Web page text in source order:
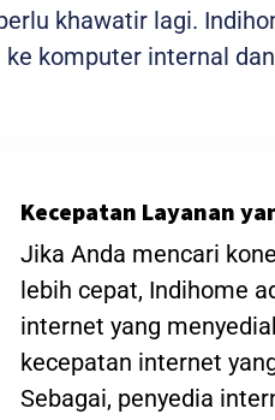
khawatir lagi.
ke komputer internal
Kecepatan Layanan
Jika Anda mencari
lebih cepat, Indihome
internet yang
kecepatan internet
Sebagai, penyedia